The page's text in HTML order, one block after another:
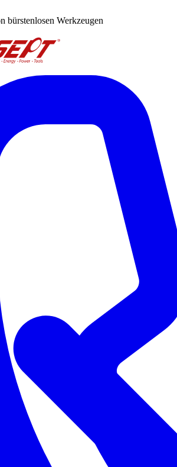
bürstenlosen Werkzeugen